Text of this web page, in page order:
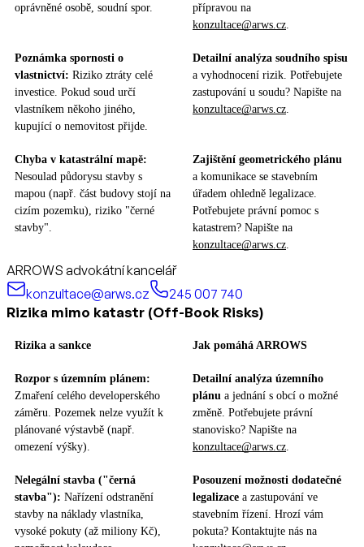
oprávněné osobě, soudní spor.
přípravou na
konzultace@arws.cz
Poznámka spornosti o
vlastnictví: Riziko ztráty celé
investice. Pokud soud určí
vlastníkem někoho jiného,
kupující o nemovitost přijde.
Detailní analýza soudního spisu
a vyhodnocení rizik. Potřebujete
zastupování u soudu? Napište na
konzultace@arws.cz
Chyba v katastrální mapě:
Nesoulad půdorysu stavby s
mapou (např. část budovy stojí na
cizím pozemku), riziko "černé
stavby".
Zajištění geometrického plánu
a komunikace se stavebním
úřadem ohledně legalizace.
Potřebujete právní pomoc s
katastrem? Napište na
konzultace@arws.cz
ARROWS advokátní kancelář
konzultace@arws.cz
245 007 740
Rizika mimo katastr (Off-Book Risks)
Rizika a sankce Jak pomáhá ARROWS
Rozpor s územním plánem:
Zmaření celého developerského
záměru. Pozemek nelze využít k
plánované výstavbě (např.
omezení výšky).
Detailní analýza územního
plánu a jednání s obcí o možné
změně. Potřebujete právní
stanovisko? Napište na
konzultace@arws.cz
Nelegální stavba ("černá
stavba"): Nařízení odstranění
stavby na náklady vlastníka,
vysoké pokuty (až miliony Kč),
Posouzení možnosti dodatečné
legalizace a zastupování ve
stavebním řízení. Hrozí vám
pokuta? Kontaktujte nás na